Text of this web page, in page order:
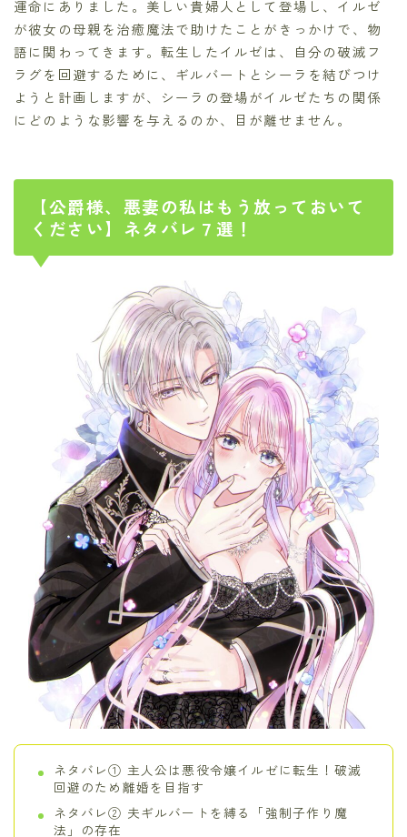
運命にありました。美しい貴婦人として登場し、イルゼ
が彼女の母親を治癒魔法で助けたことがきっかけで、物
語に関わってきます。転生したイルゼは、自分の破滅フ
ラグを回避するために、ギルバートとシーラを結びつけ
ようと計画しますが、シーラの登場がイルゼたちの関係
にどのような影響を与えるのか、目が離せません。
【公爵様、悪妻の私はもう放っておいて
ください】ネタバレ７選！
ネタバレ① 主人公は悪役令嬢イルゼに転生！破滅
回避のため離婚を目指す
ネタバレ② 夫ギルバートを縛る「強制子作り魔
法」の存在